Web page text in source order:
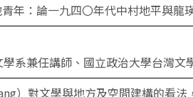
年：論一九四〇年代中村地平與龍
系兼任講師、國立政治大學台灣文
）對文學與地方及空間建構的看